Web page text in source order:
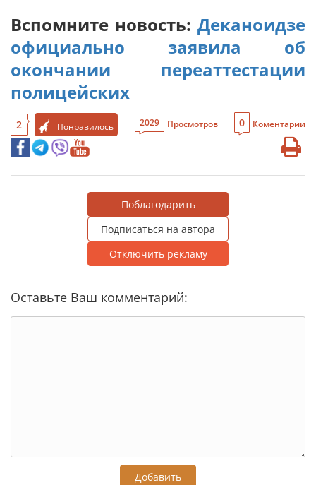
Вспомните новость: Деканоидзе
официально заявила об
окончании переаттестации
полицейских
2 Понравилось 2029 Просмотров 0 Коментарии
Поблагодарить
Подписаться на автора
Отключить рекламу
Оставьте Ваш комментарий:
Добавить